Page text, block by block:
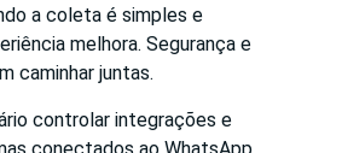
a coleta é simples e
melhora. Segurança e
caminhar juntas.
controlar integrações e